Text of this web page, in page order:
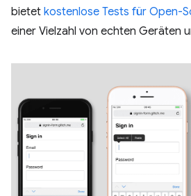
bietet kostenlose Tests für Open-
einer Vielzahl von echten Geräten